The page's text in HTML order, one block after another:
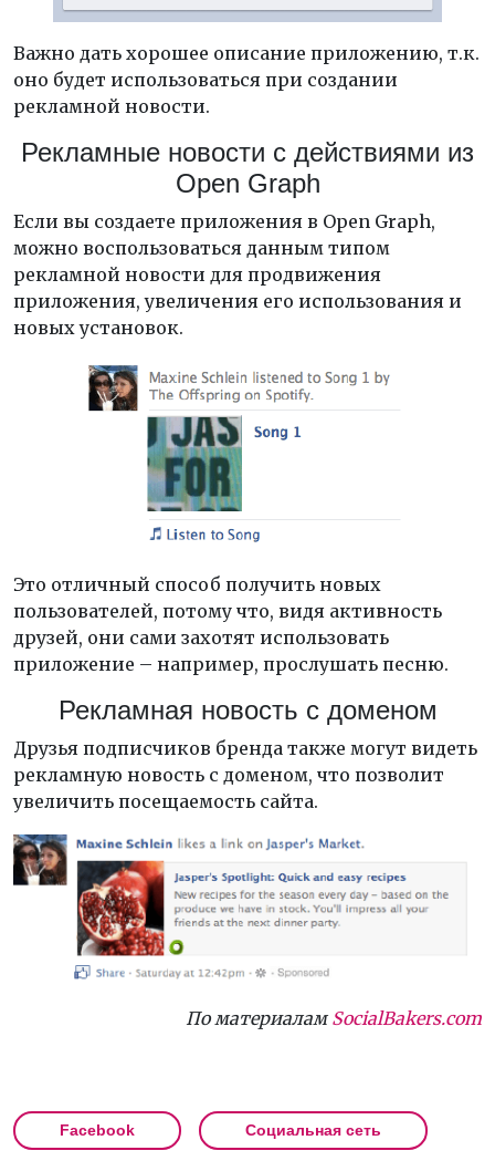
Важно дать хорошее описание приложению, т.к.
оно будет использоваться при создании
рекламной новости.
Рекламные новости с действиями из
Open Graph
Если вы создаете приложения в Open Graph,
можно воспользоваться данным типом
рекламной новости для продвижения
приложения, увеличения его использования и
новых установок.
Это отличный способ получить новых
пользователей, потому что, видя активность
друзей, они сами захотят использовать
приложение – например, прослушать песню.
Рекламная новость с доменом
Друзья подписчиков бренда также могут видеть
рекламную новость с доменом, что позволит
увеличить посещаемость сайта.
По материалам SocialBakers.com
Facebook Социальная сеть